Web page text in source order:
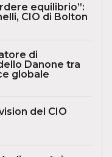
equilibrio”:
CIO di Bolton
di
Danone tra
globale
del CIO